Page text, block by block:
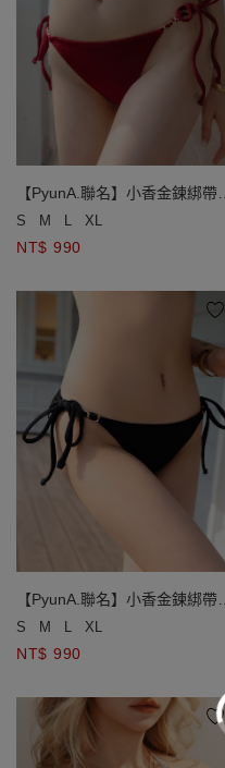
【PyunA.聯名】小香金鍊綁帶低
腰泳褲
S M L XL
NT$ 990
【PyunA.聯名】小香金鍊綁帶低
腰泳褲
S M L XL
NT$ 990